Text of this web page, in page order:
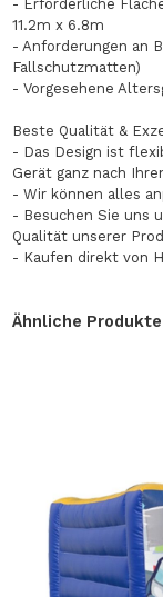
- Erforderliche
11.2m x 6.8m
- Anforderungen an
Fallschutzmatten)
- Vorgesehene
Beste Qualität &
- Das Design ist
Gerät ganz nach
- Wir können alles
- Besuchen Sie uns
Qualität unserer
- Kaufen direkt von
Ähnliche Produkte